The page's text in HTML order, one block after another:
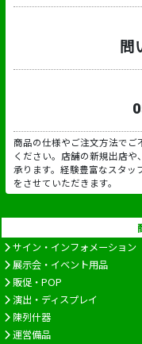
問
商品の仕様やご注文方法でご
ください。店舗の新規出店
承ります。経験豊富なスタッ
をさせていただきます。
サイン・インフォメーション
展示会・イベント用品
販促・POP
演出・ディスプレイ
陳列什器
運営備品